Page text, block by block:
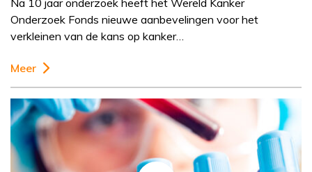
Na 10 jaar onderzoek heeft het Wereld Kanker
Onderzoek Fonds nieuwe aanbevelingen voor het
verkleinen van de kans op kanker…
Meer